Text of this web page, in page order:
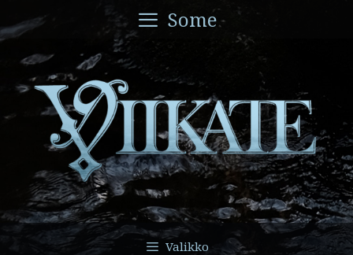
sisältöön
Some
Valikko